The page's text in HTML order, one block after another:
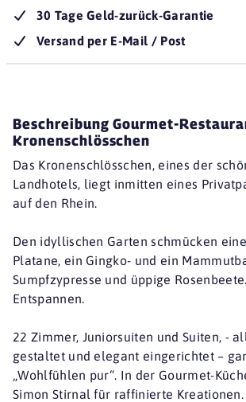
30 Tage Geld-zurück-Garantie
Versand per E-Mail / Post
Beschreibung Gourmet-
Kronenschlösschen
Das Kronenschlösschen, eines der
Landhotels, liegt inmitten eines
auf den Rhein.
Den idyllischen Garten schmücken
Platane, ein Gingko- und ein
Sumpfzypresse und üppige
Entspannen.
22 Zimmer, Juniorsuiten und Suiten, -
gestaltet und elegant eingerichtet –
„Wohlfühlen pur“. In der Gourmet-
Simon Stirnal für raffinierte Kreationen.